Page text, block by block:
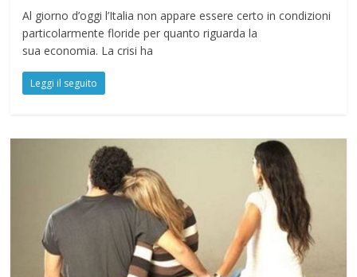
Al giorno d’oggi l’Italia non appare essere certo in condizioni
particolarmente floride per quanto riguarda la
sua economia. La crisi ha
Leggi il seguito